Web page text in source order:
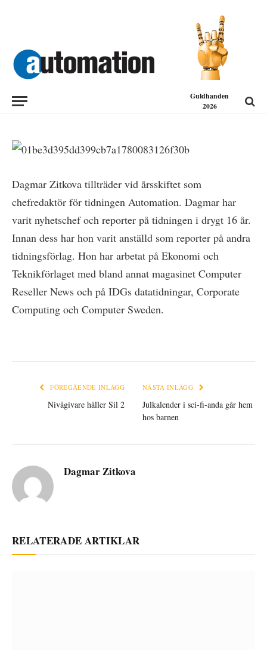
Guldhanden
2026
Ny chefredaktör på tidningen
Automation
Dagmar Zitkova tillträder vid årsskiftet som
chefredaktör för tidningen Automation. Dagmar har
varit nyhetschef och reporter på tidningen i drygt 16 år.
Innan dess har hon varit anställd som reporter på andra
tidningsförlag. Hon har arbetat på Ekonomi och
Teknikförlaget med bland annat magasinet Computer
Reseller News och på IDGs datatidningar, Corporate
Computing och Computer Sweden.
FÖREGÅENDE INLÄGG
Nivågivare håller Sil 2
NÄSTA INLÄGG
Julkalender i sci-fi-anda går hem
hos barnen
Dagmar Zitkova
RELATERADE ARTIKLAR